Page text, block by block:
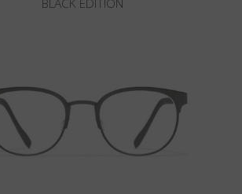
BLACK EDITION